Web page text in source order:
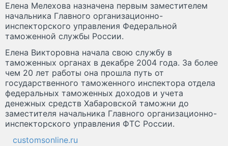
Елена Мелехова назначена первым заместителем
начальника Главного организационно-
инспекторского управления Федеральной
таможенной службы России.
Елена Викторовна начала свою службу в
таможенных органах в декабре 2004 года. За более
чем 20 лет работы она прошла путь от
государственного таможенного инспектора отдела
федеральных таможенных доходов и учета
денежных средств Хабаровской таможни до
заместителя начальника Главного организационно-
инспекторского управления ФТС России.
customsonline.ru